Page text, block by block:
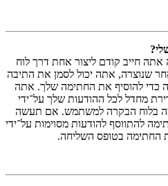
אתה חייב קודם ליצור אחת דרך לוח
שנוצרה, אתה יכול לסמן את התיבה
כדי להוסיף את החתימה שלך. אתה
מחדל לכל ההודעות שלך על־ידי
בלוח הבקרה למשתמש. אם תעשה
להתווסף להודעות מסוימות על־ידי
החתימה בטופס השליחה.